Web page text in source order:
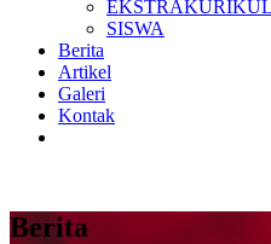
SISWA
Berita
Artikel
Galeri
Kontak
Berita